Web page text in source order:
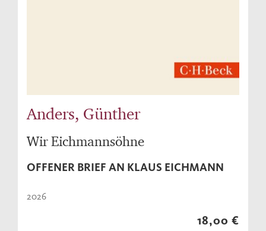
Anders, Günther
Wir Eichmannsöhne
OFFENER BRIEF AN KLAUS EICHMANN
2026
18,00 €